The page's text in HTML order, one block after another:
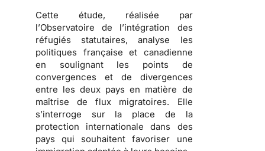
Cette étude, réalisée par
l’Observatoire de l’intégration des
réfugiés statutaires, analyse les
politiques française et canadienne
en soulignant les points de
convergences et de divergences
entre les deux pays en matière de
maîtrise deflux migratoires. Elle
s’interroge sur la place de la
protection internationale dans des
pays qui souhaitent favoriser une